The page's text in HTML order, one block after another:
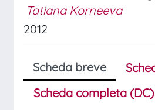
Tatiana Korneeva
2012
Scheda breve
Scheda completa (DC)